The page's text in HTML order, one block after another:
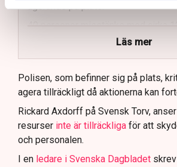
agerande på plats.
40 personer misstänks med cirka
brottsmisstankar kopplade.
Polisen använder drönare och
för att dokumentera bevis.
Samtidigt är polisarbetet komplext
att navigera juridiska rättigheter
Läs mer
Polisen, som befinner sig på plats,
agera tillräckligt då aktionerna kan
Rickard Axdorff på Svensk Torv,
resurser inte är tillräckliga för att
och personalen.
I en ledare i Svenska Dagbladet